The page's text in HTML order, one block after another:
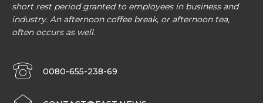
short rest period granted to employees in business and
industry. An afternoon coffee break, or afternoon tea,
often occurs as well.
0080-655-238-69